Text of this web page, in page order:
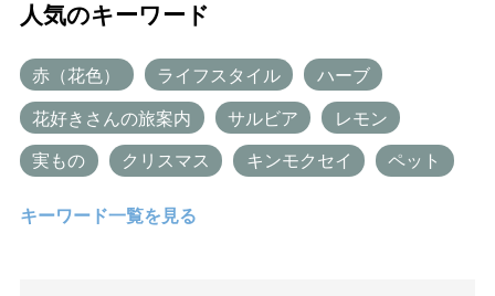
人気のキーワード
赤（花色） ライフスタイル ハーブ
花好きさんの旅案内 サルビア レモン
実もの クリスマス キンモクセイ ペット
キーワード一覧を見る